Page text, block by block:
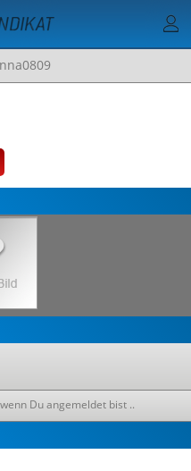
Du angemeldet bist ..